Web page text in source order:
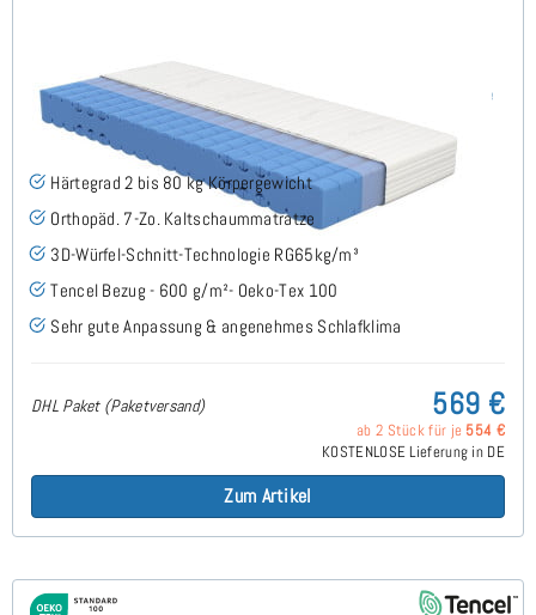
Keru H2 (TENCEL™ Lyocell) RG65 Kaltschaummatratze
100x200 cm - Sonderanfertigung
Härtegrad 2 bis 80 kg Körpergewicht
Orthopäd. 7-Zo. Kaltschaummatratze
3D-Würfel-Schnitt-Technologie RG65kg/m³
Tencel Bezug - 600 g/m²- Oeko-Tex 100
Sehr gute Anpassung & angenehmes Schlafklima
DHL Paket (Paketversand) 569 €
ab 2 Stück für je 554 €
KOSTENLOSE Lieferung in DE
Zum Artikel